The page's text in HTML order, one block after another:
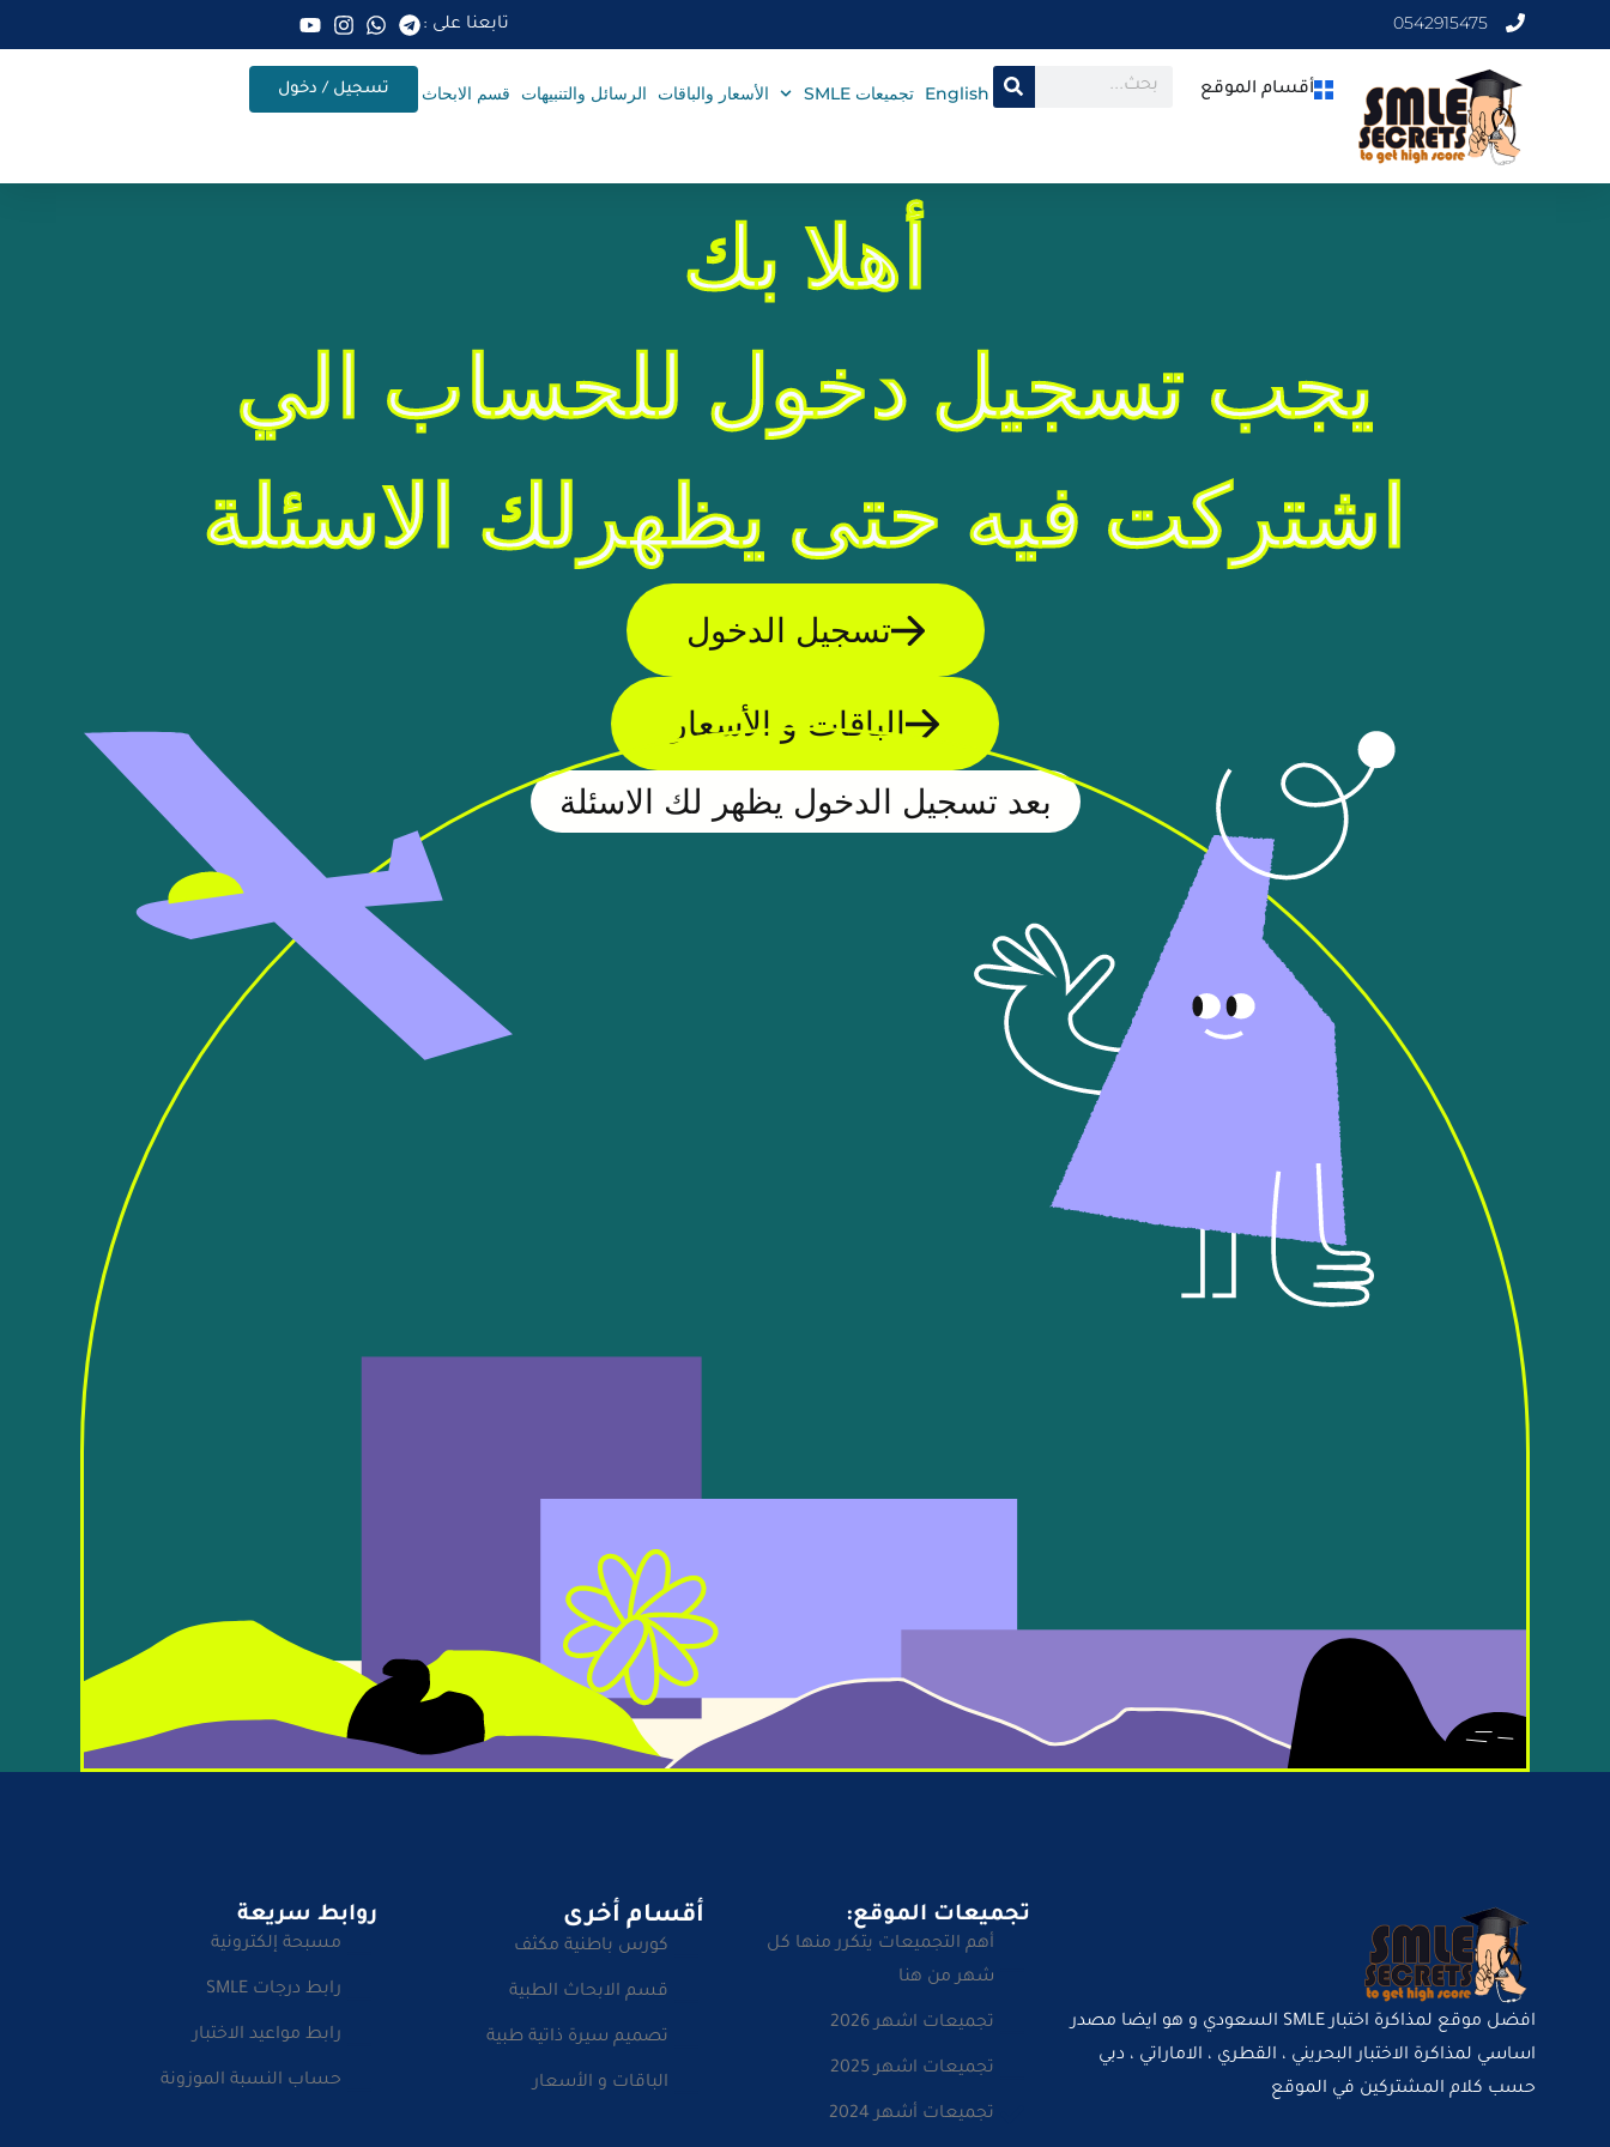
0542915475 تابعنا على :
أقسام الموقع English تجميعات SMLE الأسعار والباقات الرسائل والتنبيهات قسم الابحاث تسجيل / دخول
أهلا بك
يجب تسجيل دخول للحساب الي
اشتركت فيه حتى يظهرلك الاسئلة
تسجيل الدخول
الباقات و الأسعار
بعد تسجيل الدخول يظهر لك الاسئلة
افضل موقع لمذاكرة اختبار SMLE السعودي و هو ايضا مصدر
اساسي لمذاكرة الاختبار البحريني ، القطري ، الاماراتي ، دبي
حسب كلام المشتركين في الموقع
تجميعات الموقع:
أهم التجميعات يتكرر منها كل
شهر من هنا
تجميعات اشهر 2026
تجميعات اشهر 2025
تجميعات أشهر 2024
أقسام أخرى
كورس باطنية مكثف
قسم الابحاث الطبية
تصميم سيرة ذاتية طبية
الباقات و الأسعار
روابط سريعة
مسبحة إلكترونية
رابط درجات SMLE
رابط مواعيد الاختبار
حساب النسبة الموزونة